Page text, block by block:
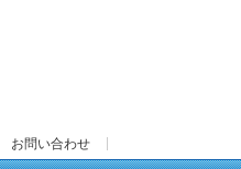
お問い合わせ